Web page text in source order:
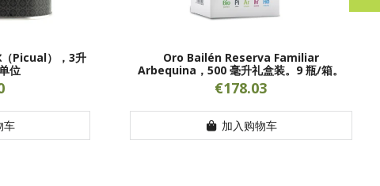
Picual），3升
位
车
Oro Bailén Reserva Familiar
Arbequina，500 毫升礼盒装。9 瓶/箱。
€178.03
加入购物车